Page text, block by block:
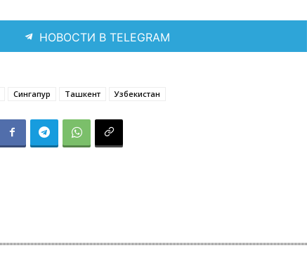
НОВОСТИ В TELEGRAM
Сингапур Ташкент Узбекистан